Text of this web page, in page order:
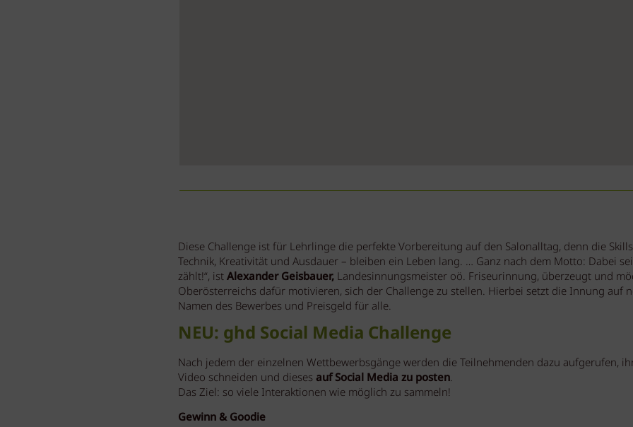
Diese Challenge ist für Lehrlinge die perfekte Vorbereitung auf den Salonalltag, denn die
Technik, Kreativität und Ausdauer – bleiben ein Leben lang. … Ganz nach dem Motto: Dabei
zählt!“, istAlexander Geisbauer, Landesinnungsmeister oö. Friseurinnung, überzeugt und
Oberösterreichs dafür motivieren, sich der Challenge zu stellen. Hierbei setzt die Innung auf
Namen des Bewerbes und Preisgeld für alle.
NEU: ghd Social Media Challenge
Nach jedem der einzelnen Wettbewerbsgänge werden die Teilnehmenden dazu aufgerufen,
Video schneiden und dieses auf Social Media zu posten.
Das Ziel: so viele Interaktionen wie möglich zu sammeln!
Gewinn & Goodie